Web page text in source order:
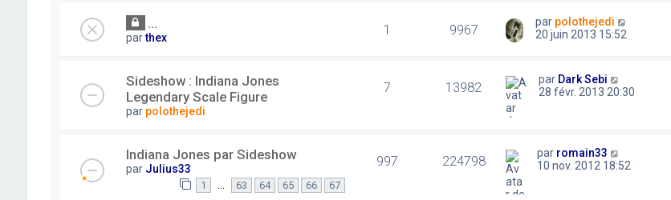
...
parthex 1 9967 par polothejedi
20 juin 2013 15:52
Sideshow : Indiana Jones
Legendary Scale Figure
par polothejedi
7 13982 par Dark Sebi
28 févr. 2013 20:30
Indiana Jones par Sideshow
par Julius33
1 … 63 64 65 66 67
997 224798 par romain33
10 nov. 2012 18:52